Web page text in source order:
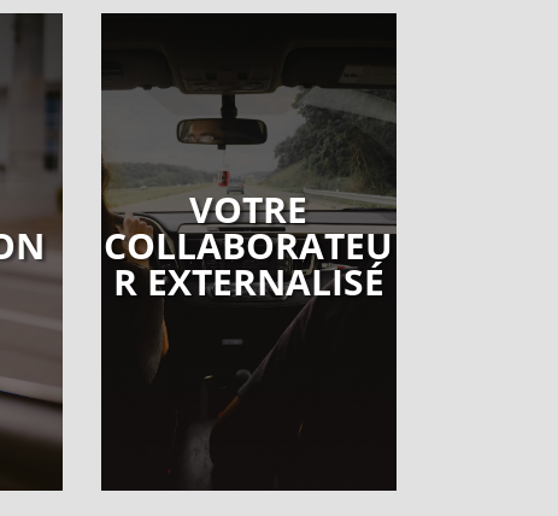
VOTRE
COLLABORATEU
R EXTERNALISÉ